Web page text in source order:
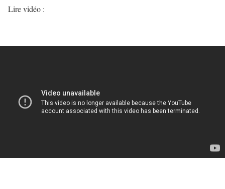
Lire vidéo :